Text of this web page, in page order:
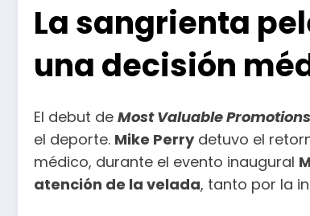
La sangrienta
una decisión
El debut de Most Valuable Promotions
el deporte. Mike Perrydetuvo el
médico, durante el evento inaugural
atención de la velada, tanto por la